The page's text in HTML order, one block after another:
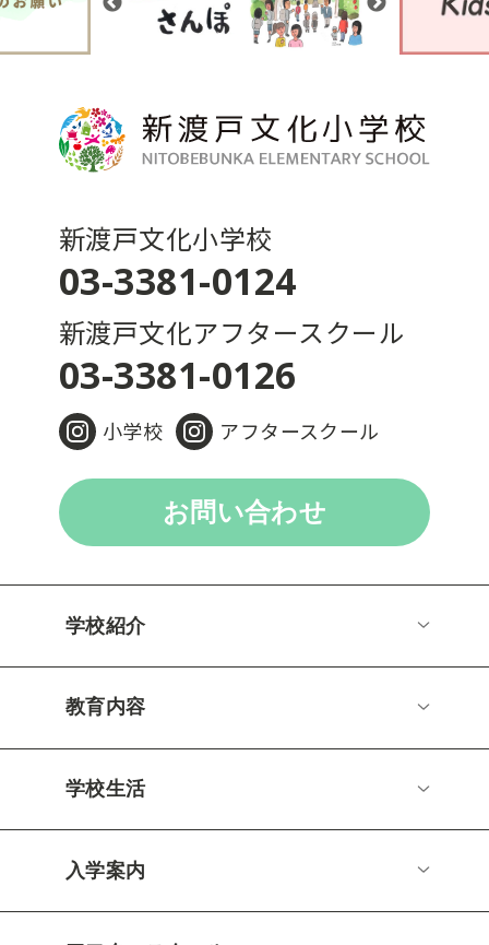
新渡戸文化小学校
03-3381-0124
新渡戸文化アフタースクール
03-3381-0126
小学校 アフタースクール
お問い合わせ
学校紹介
教育内容
学校生活
入学案内